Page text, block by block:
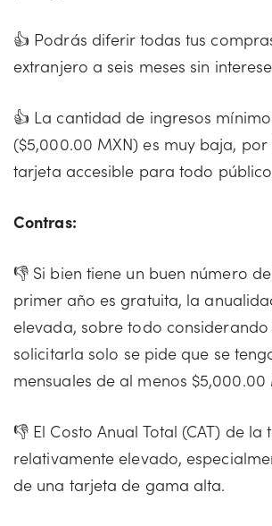
👍 Podrás diferir todas tus
extranjero a seis meses sin
👍 La cantidad de ingresos
($5,000.00 MXN) es muy baja, por
tarjeta accesible para todo
Contras:
👎 Si bien tiene un buen número
primer año es gratuita, la
elevada, sobre todo
solicitarla solo se pide que se
mensuales de al menos $5,000.00
👎 El Costo Anual Total (CAT) de la
relativamente elevado,
de una tarjeta de gama alta.